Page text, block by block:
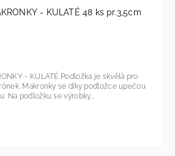
- KULATÉ 48 ks pr.3,5cm
Podložka je skvělá pro
upečou
do požadovaného tvaru. Na podložku se výrobky...